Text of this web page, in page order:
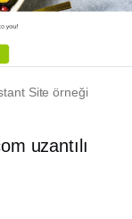
Site örneği
uzantılı